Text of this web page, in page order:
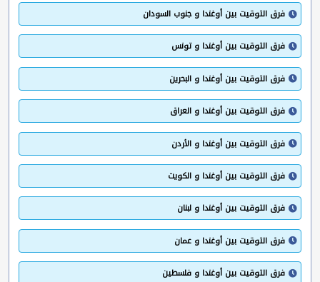
فرق التوقيت بين أوغندا و جنوب السودان
فرق التوقيت بين أوغندا و تونس
فرق التوقيت بين أوغندا و البحرين
فرق التوقيت بين أوغندا و العراق
فرق التوقيت بين أوغندا و الأردن
فرق التوقيت بين أوغندا و الكويت
فرق التوقيت بين أوغندا و لبنان
فرق التوقيت بين أوغندا و عمان
فرق التوقيت بين أوغندا و فلسطين